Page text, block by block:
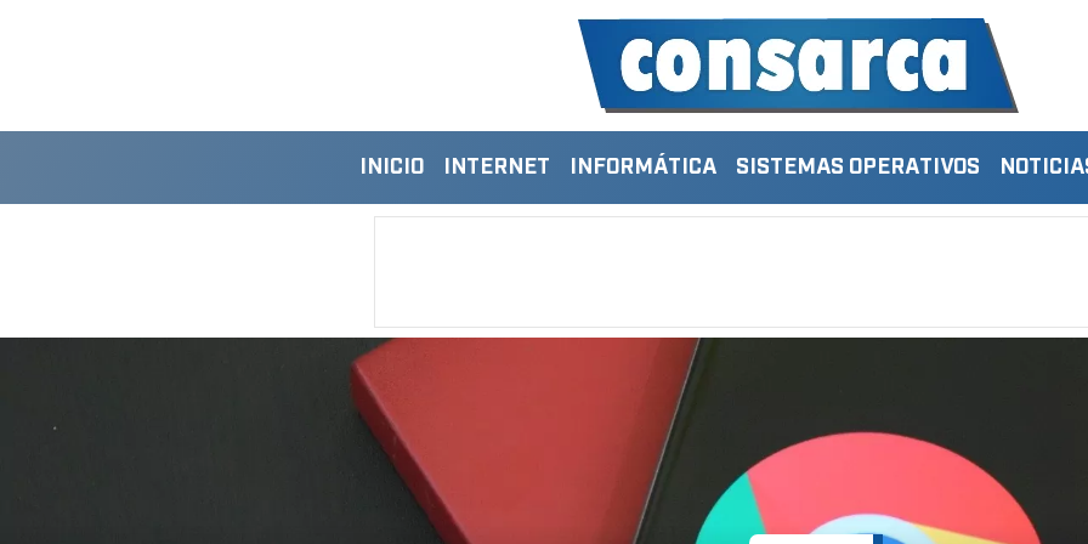
INICIO INTERNET INFORMÁTICA SISTEMAS OPERATIVOS